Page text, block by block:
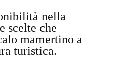
nella
scelte che
mamertino a
turistica.